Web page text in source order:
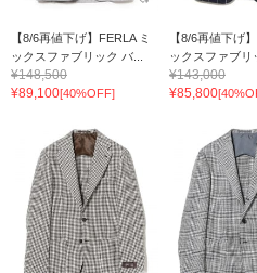
【8/6再値下げ】FERLA ミ
ックスファブリック バ...
¥148,500
¥89,100[40%OFF]
【8/6再値下げ
ックスファブリ
¥143,000
¥85,800